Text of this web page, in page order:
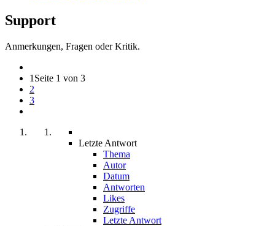
Support
Anmerkungen, Fragen oder Kritik.
1 Seite 1 von 3
2
3
Letzte Antwort
Thema
Autor
Datum
Antworten
Likes
Zugriffe
Letzte Antwort